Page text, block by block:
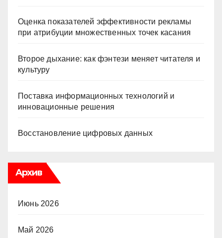
Оценка показателей эффективности рекламы
при атрибуции множественных точек касания
Второе дыхание: как фэнтези меняет читателя и
культуру
Поставка информационных технологий и
инновационные решения
Восстановление цифровых данных
Архив
Июнь 2026
Май 2026